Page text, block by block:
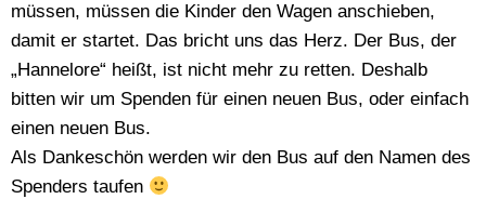
müssen, müssen die Kinder den Wagen anschieben,
damit er startet. Das bricht uns das Herz. Der Bus, der
„Hannelore“ heißt, ist nicht mehr zu retten. Deshalb
bitten wir um Spenden für einen neuen Bus, oder einfach
einen neuen Bus.
Als Dankeschön werden wir den Bus auf den Namen des
Spenders taufen